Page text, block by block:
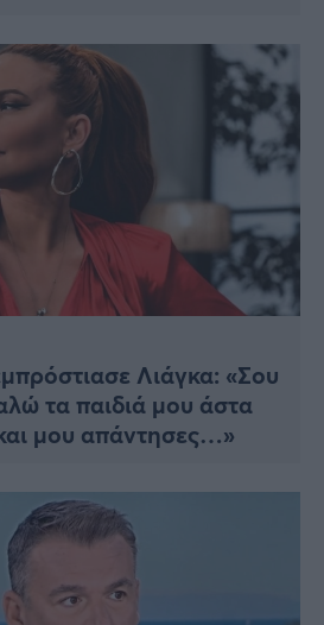
Λιάγκα: «Σου
τα παιδιά μου άστα
μου απάντησες…»